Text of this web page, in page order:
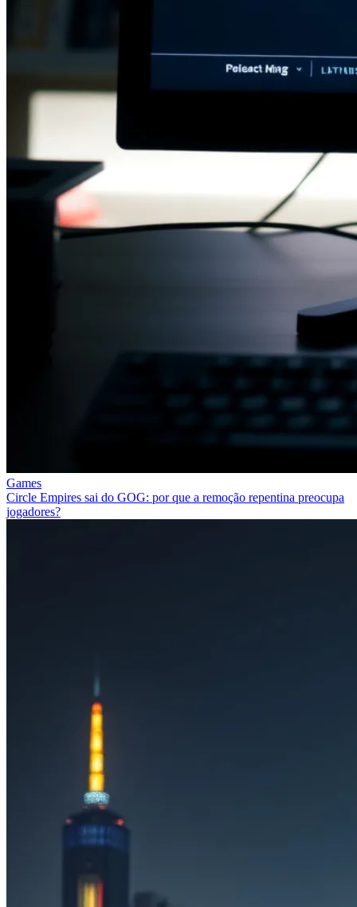
Games
Circle Empires sai do GOG: por que a remoção repentina preocupa
jogadores?